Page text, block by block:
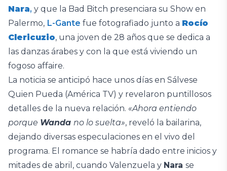
Nara, y que la Bad Bitch presenciara su Show en
Palermo, L-Gante fue fotografiado junto a Rocío
Clericuzio, una joven de 28 años que se dedica a
las danzas árabes y con la que está viviendo un
fogoso affaire.
La noticia se anticipó hace unos días en Sálvese
Quien Pueda (América TV) y revelaron puntillosos
detalles de la nueva relación. «Ahora entiendo
porque Wanda no lo suelta», reveló la bailarina,
dejando diversas especulaciones en el vivo del
programa. El romance se habría dado entre inicios y
mitades de abril, cuando Valenzuela y Nara se